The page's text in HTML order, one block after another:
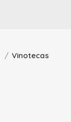
Vinotecas